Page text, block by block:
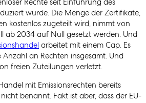
Rechte seit Einführung des
wurde. Die Menge der Zertifikate,
kostenlos zugeteilt wird, nimmt von
ab 2034 auf Null gesetzt werden. Und
arbeitet mit einem Cap. Es
an Rechten insgesamt. Und
freien Zuteilungen verletzt.
mit Emissionsrechten bereits
benannt. Fakt ist aber, dass der EU-